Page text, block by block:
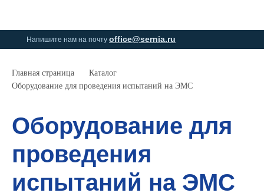
Напишите нам на почту office@sernia.ru
Главная страница
Каталог
Оборудование для проведения испытаний на ЭМС
Оборудование для
проведения
испытаний на ЭМС